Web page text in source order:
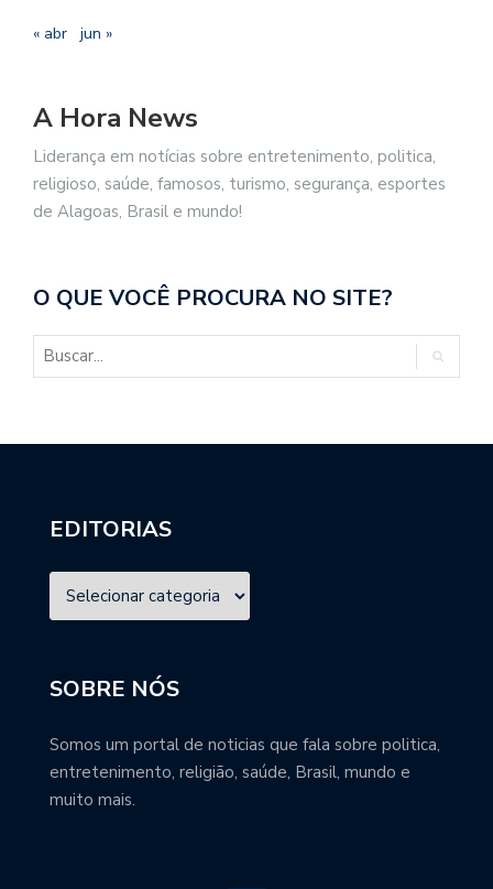
« abr jun »
A Hora News
Liderança em notícias sobre entretenimento, politica,
religioso, saúde, famosos, turismo, segurança, esportes
de Alagoas, Brasil e mundo!
O QUE VOCÊ PROCURA NO SITE?
EDITORIAS
SOBRE NÓS
Somos um portal de noticias que fala sobre politica,
entretenimento, religião, saúde, Brasil, mundo e
muito mais.